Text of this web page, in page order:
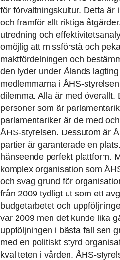
för förvaltningskultur. Detta är
och framför allt riktiga
utredning och
omöjlig att missförstå och
maktfördelningen och
den lyder under Ålands
medlemmarna i ÅHS-
dilemma. Alla är med överallt.
personer som är
parlamentariker är de med
ÅHS-styrelsen. Dessutom är
partier är garanterade en
hänseende perfekt plattform.
komplex organisation som
och svag grund för
från 2009 tydligt ut som ett
budgetarbetet och
var 2009 men det kunde lika
uppföljningen i bästa fall sen
med en politiskt styrd
kvaliteten i vården. ÅHS-